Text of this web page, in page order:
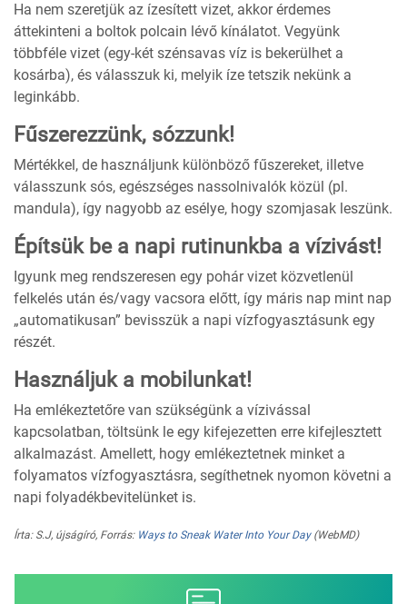
Ha nem szeretjük az ízesített vizet, akkor érdemes
áttekinteni a boltok polcain lévő kínálatot. Vegyünk
többféle vizet (egy-két szénsavas víz is bekerülhet a
kosárba), és válasszuk ki, melyik íze tetszik nekünk a
leginkább.
Fűszerezzünk, sózzunk!
Mértékkel, de használjunk különböző fűszereket, illetve
válasszunk sós, egészséges nassolnivalók közül (pl.
mandula), így nagyobb az esélye, hogy szomjasak leszünk.
Építsük be a napi rutinunkba a vízivást!
Igyunk meg rendszeresen egy pohár vizet közvetlenül
felkelés után és/vagy vacsora előtt, így máris nap mint nap
„automatikusan” bevisszük a napi vízfogyasztásunk egy
részét.
Használjuk a mobilunkat!
Ha emlékeztetőre van szükségünk a vízivással
kapcsolatban, töltsünk le egy kifejezetten erre kifejlesztett
alkalmazást. Amellett, hogy emlékeztetnek minket a
folyamatos vízfogyasztásra, segíthetnek nyomon követni a
napi folyadékbevitelünket is.
Írta: S.J, újságíró, Forrás: Ways to Sneak Water Into Your Day(WebMD)